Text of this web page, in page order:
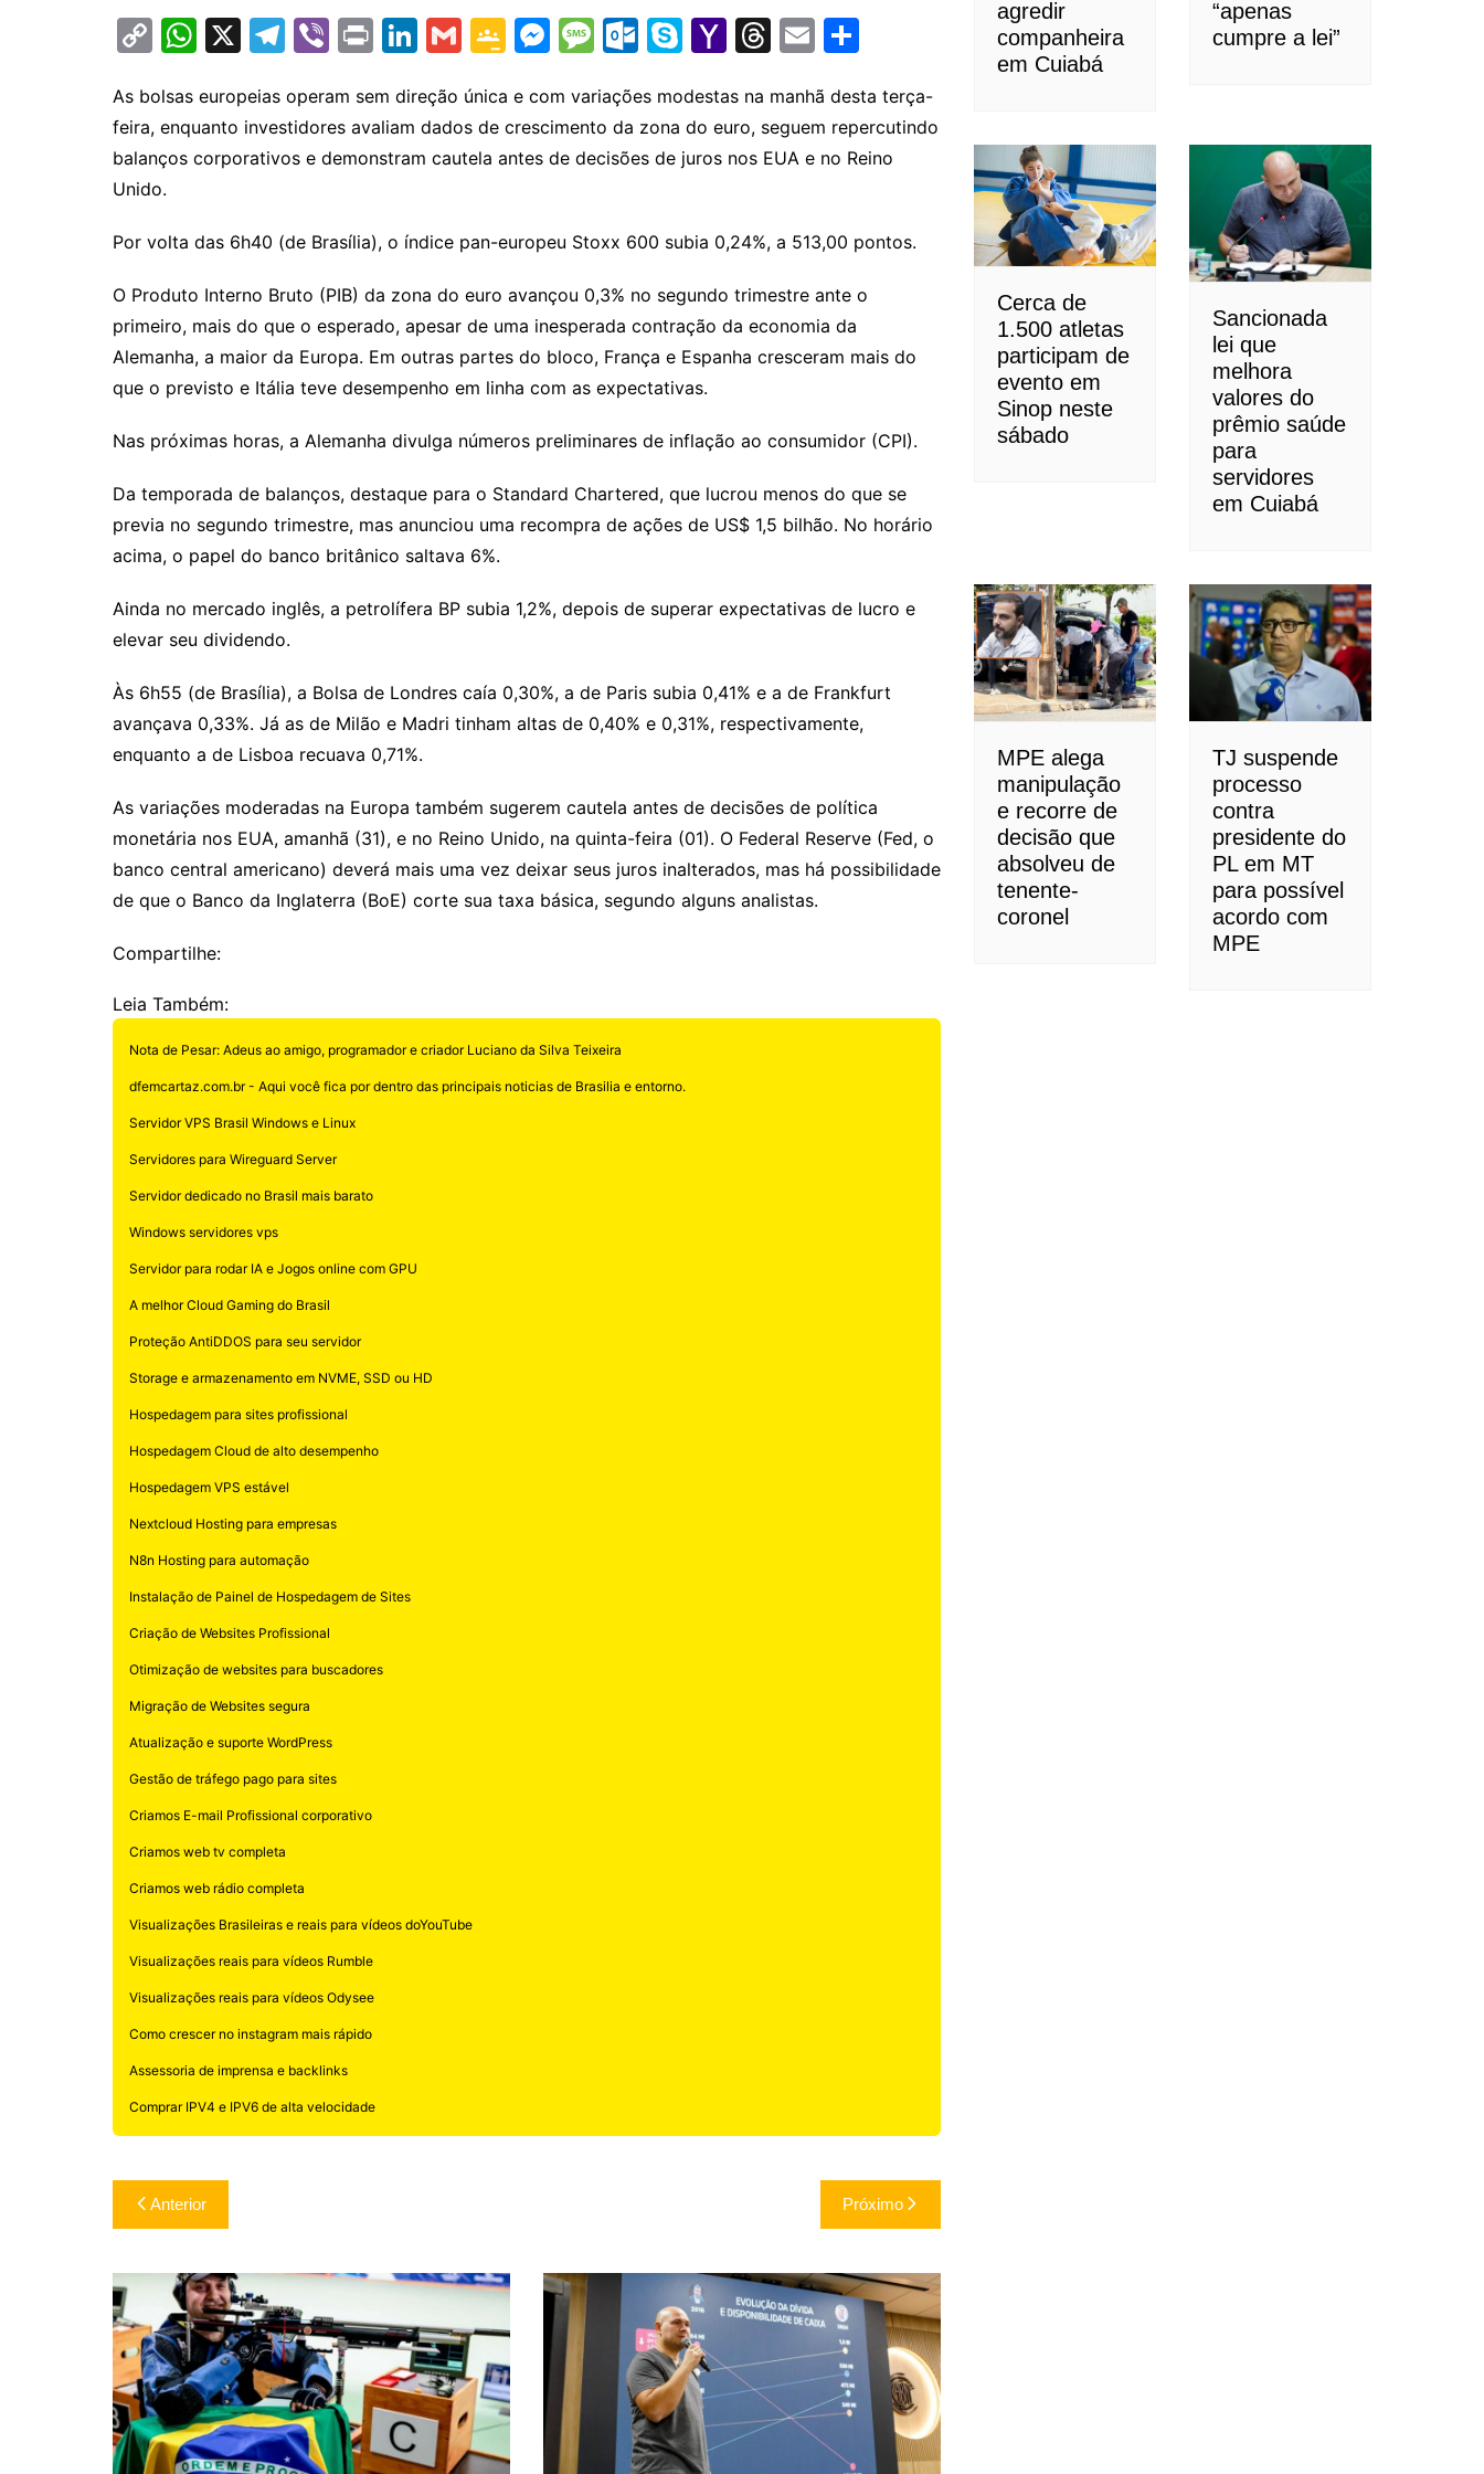
C
p
y
Li
n
k
W
at
s
A
p
X
T
e
gr
a
Vi
er
Pr
t
Li
k
e
dI
G
ai
l
G
o
gl
e
a
s
sr
o
o
M
s
s
e
g
er
M
s
s
a
e
O
lo
o
k.
o
m
S
y
p
e
Y
h
o
o
ai
l
T
e
a
d
E
ai
l
ar
e
As bolsas europeias operam sem direção única e com variações modestas na manhã desta terça-
feira, enquanto investidores avaliam dados de crescimento da zona do euro, seguem repercutindo
balanços corporativos e demonstram cautela antes de decisões de juros nos EUA e no Reino
Unido.
Por volta das 6h40 (de Brasília), o índice pan-europeu Stoxx 600 subia 0,24%, a 513,00 pontos.
O Produto Interno Bruto (PIB) da zona do euro avançou 0,3% no segundo trimestre ante o
primeiro, mais do que o esperado, apesar de uma inesperada contração da economia da
Alemanha, a maior da Europa. Em outras partes do bloco, França e Espanha cresceram mais do
que o previsto e Itália teve desempenho em linha com as expectativas.
Nas próximas horas, a Alemanha divulga números preliminares de inflação ao consumidor (CPI).
Da temporada de balanços, destaque para o Standard Chartered, que lucrou menos do que se
previa no segundo trimestre, mas anunciou uma recompra de ações de US$ 1,5 bilhão. No horário
acima, o papel do banco britânico saltava 6%.
Ainda no mercado inglês, a petrolífera BP subia 1,2%, depois de superar expectativas de lucro e
elevar seu dividendo.
Às 6h55 (de Brasília), a Bolsa de Londres caía 0,30%, a de Paris subia 0,41% e a de Frankfurt
avançava 0,33%. Já as de Milão e Madri tinham altas de 0,40% e 0,31%, respectivamente,
enquanto a de Lisboa recuava 0,71%.
As variações moderadas na Europa também sugerem cautela antes de decisões de política
monetária nos EUA, amanhã (31), e no Reino Unido, na quinta-feira (01). O Federal Reserve (Fed, o
banco central americano) deverá mais uma vez deixar seus juros inalterados, mas há possibilidade
de que o Banco da Inglaterra (BoE) corte sua taxa básica, segundo alguns analistas.
Compartilhe:
Leia Também:
Nota de Pesar: Adeus ao amigo, programador e criador Luciano da Silva Teixeira
dfemcartaz.com.br - Aqui você fica por dentro das principais noticias de Brasilia e entorno.
Servidor VPS Brasil Windows e Linux
Servidores para Wireguard Server
Servidor dedicado no Brasil mais barato
Windows servidores vps
Servidor para rodar IA e Jogos online com GPU
A melhor Cloud Gaming do Brasil
Proteção AntiDDOS para seu servidor
Storage e armazenamento em NVME, SSD ou HD
Hospedagem para sites profissional
Hospedagem Cloud de alto desempenho
Hospedagem VPS estável
Nextcloud Hosting para empresas
N8n Hosting para automação
Instalação de Painel de Hospedagem de Sites
Criação de Websites Profissional
Otimização de websites para buscadores
Migração de Websites segura
Atualização e suporte WordPress
Gestão de tráfego pago para sites
Criamos E-mail Profissional corporativo
Criamos web tv completa
Criamos web rádio completa
Visualizações Brasileiras e reais para vídeos doYouTube
Visualizações reais para vídeos Rumble
Visualizações reais para vídeos Odysee
Como crescer no instagram mais rápido
Assessoria de imprensa e backlinks
Comprar IPV4 e IPV6 de alta velocidade
Navegação
de
Post
Anterior Próximo
agredir
companheira
em Cuiabá
“apenas
cumpre a lei”
Cerca de
1.500 atletas
participam de
evento em
Sinop neste
sábado
Sancionada
lei que
melhora
valores do
prêmio saúde
para
servidores
em Cuiabá
MPE alega
manipulação
e recorre de
decisão que
absolveu de
tenente-
coronel
TJ suspende
processo
contra
presidente do
PL em MT
para possível
acordo com
MPE